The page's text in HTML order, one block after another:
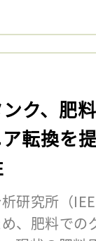
ンク、肥
転換を
研究所（
、肥料での